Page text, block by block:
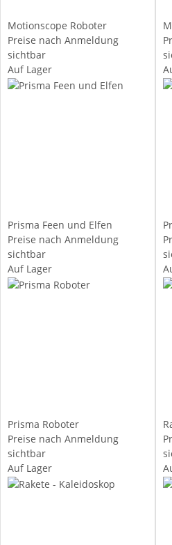
Motionscope Roboter
Preise nach Anmeldung
sichtbar
Auf Lager
Prisma Feen und Elfen
Preise nach Anmeldung
sichtbar
Auf Lager
Prisma Roboter
Preise nach Anmeldung
sichtbar
Auf Lager